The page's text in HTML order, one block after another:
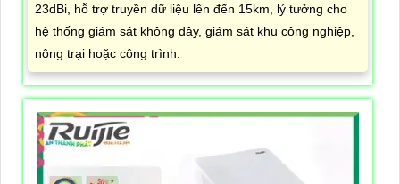
23dBi, hỗ trợ truyền dữ liệu lên đến 15km, lý tưởng cho
hệ thống giám sát không dây, giám sát khu công nghiệp,
nông trại hoặc công trình.